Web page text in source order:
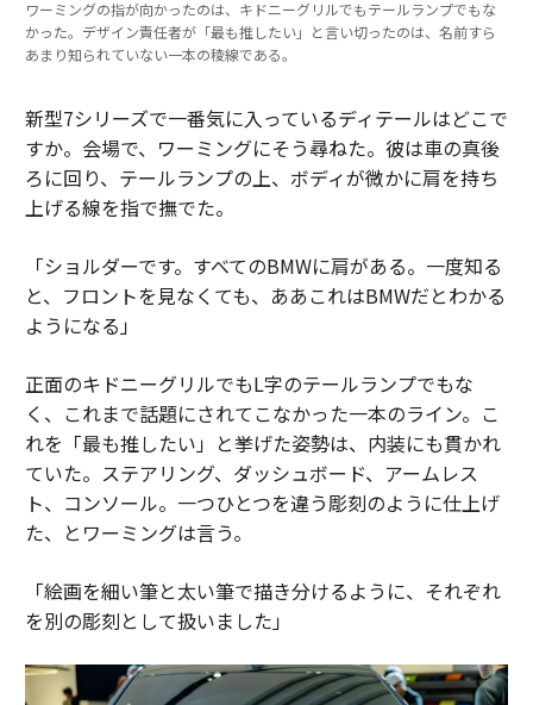
ワーミングの指が向かったのは、キドニーグリルでもテールランプでもな
かった。デザイン責任者が「最も推したい」と言い切ったのは、名前すら
あまり知られていない一本の稜線である。
新型7シリーズで一番気に入っているディテールはどこで
すか。会場で、ワーミングにそう尋ねた。彼は車の真後
ろに回り、テールランプの上、ボディが微かに肩を持ち
上げる線を指で撫でた。
「ショルダーです。すべてのBMWに肩がある。一度知る
と、フロントを見なくても、ああこれはBMWだとわかる
ようになる」
正面のキドニーグリルでもL字のテールランプでもな
く、これまで話題にされてこなかった一本のライン。こ
れを「最も推したい」と挙げた姿勢は、内装にも貫かれ
ていた。ステアリング、ダッシュボード、アームレス
ト、コンソール。一つひとつを違う彫刻のように仕上げ
た、とワーミングは言う。
「絵画を細い筆と太い筆で描き分けるように、それぞれ
を別の彫刻として扱いました」